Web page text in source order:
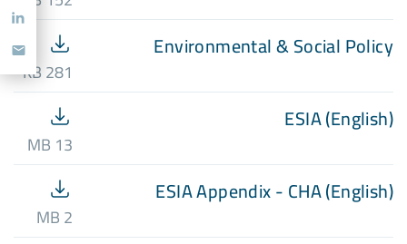
Environmental & Social Policy
281 KB
ESIA (English)
13 MB
ESIA Appendix - CHA (English)
2 MB